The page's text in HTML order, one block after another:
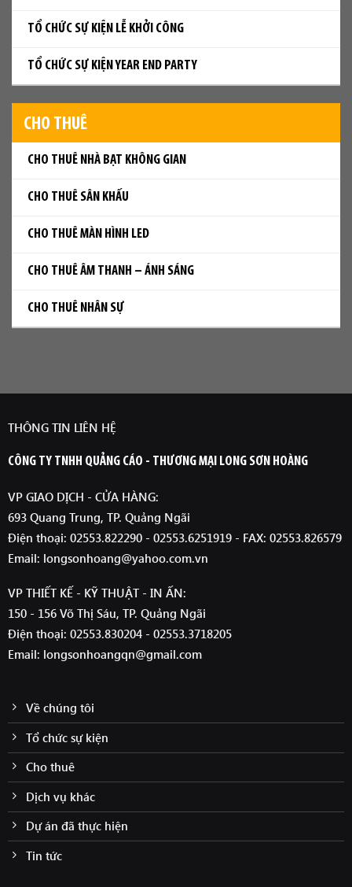
TỔ CHỨC SỰ KIỆN LỄ KHỞI CÔNG
TỔ CHỨC SỰ KIỆN YEAR END PARTY
CHO THUÊ
CHO THUÊ NHÀ BẠT KHÔNG GIAN
CHO THUÊ SÂN KHẤU
CHO THUÊ MÀN HÌNH LED
CHO THUÊ ÂM THANH – ÁNH SÁNG
CHO THUÊ NHÂN SỰ
THÔNG TIN LIÊN HỆ
CÔNG TY TNHH QUẢNG CÁO - THƯƠNG MẠI LONG SƠN HOÀNG
VP GIAO DỊCH - CỬA HÀNG:
693 Quang Trung, TP. Quảng Ngãi
Điện thoại: 02553.822290 - 02553.6251919 - FAX: 02553.826579
Email: longsonhoang@yahoo.com.vn
VP THIẾT KẾ - KỸ THUẬT - IN ẤN:
150 - 156 Võ Thị Sáu, TP. Quảng Ngãi
Điện thoại: 02553.830204 - 02553.3718205
Email: longsonhoangqn@gmail.com
Về chúng tôi
Tổ chức sự kiện
Cho thuê
Dịch vụ khác
Dự án đã thực hiện
Tin tức